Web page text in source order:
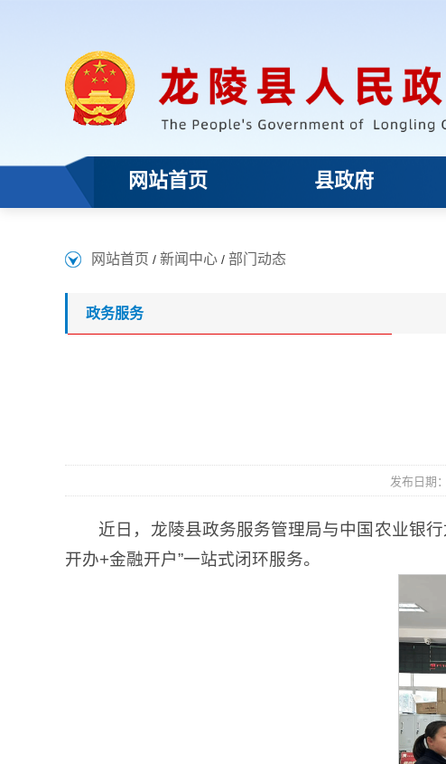
网站首页 县政府
网站首页 / 新闻中心 / 部门动态
政务服务
发布日期
近日，龙陵县政务服务管理局与中国农业银
开办+金融开户”一站式闭环服务。